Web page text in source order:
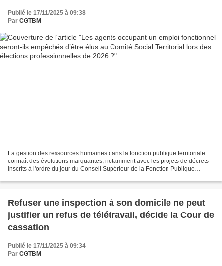
Publié le 17/11/2025 à 09:38
Par CGTBM
La gestion des ressources humaines dans la fonction publique territoriale
connaît des évolutions marquantes, notamment avec les projets de décrets
inscrits à l'ordre du jour du Conseil Supérieur de la Fonction Publique
Refuser une inspection à son domicile ne peut
justifier un refus de télétravail, décide la Cour de
cassation
Publié le 17/11/2025 à 09:34
Par CGTBM